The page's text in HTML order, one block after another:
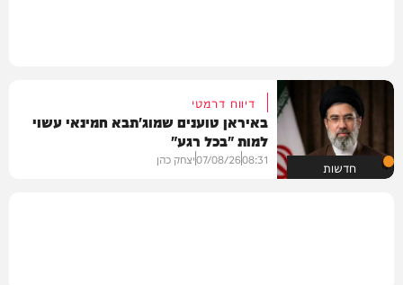
חדשות
דיווח דרמטי
באיראן טוענים שמוג'תבא חמינאי עשוי
למות "בכל רגע"
08:31
07/08/26יצחק כהן